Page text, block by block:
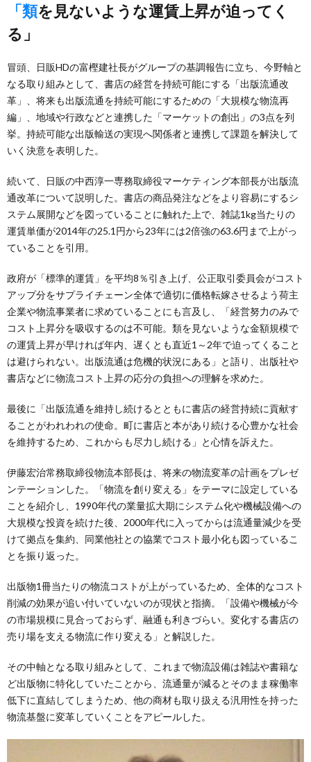
「類を見ないような運賃上昇が迫ってく
る」
冒頭、日販HDの富樫建社長がグループの基調報告に立ち、今野軸と
なる取り組みとして、書店の経営を持続可能にする「出版流通改
革」、将来も出版流通を持続可能にするための「大規模な物流再
編」、地域や行政などと連携した「マーケットの創出」の3点を列
挙。持続可能な出版輸送の実現へ関係者と連携して課題を解決して
いく決意を表明した。
続いて、日販の中西淳一専務取締役マーケティング本部長が出版流
通改革について説明した。書店の商品発注などをより容易にするシ
ステム展開などを図っていることに触れた上で、雑誌1kg当たりの
運賃単価が2014年の25.1円から23年には2倍強の63.6円まで上がっ
ていることを引用。
政府が「標準的運賃」を平均8％引き上げ、公正取引委員会がコスト
アップ分をサプライチェーン全体で適切に価格転嫁させるよう荷主
企業や物流事業者に求めていることにも言及し、「経営努力のみで
コスト上昇分を吸収するのは不可能。類を見ないような金額規模で
の運賃上昇が早ければ年内、遅くとも直近1～2年で迫ってくること
は避けられない。出版流通は危機的状況にある」と語り、出版社や
書店などに物流コスト上昇の応分の負担への理解を求めた。
最後に「出版流通を維持し続けるとともに書店の経営持続に貢献す
ることがわれわれの使命。町に書店と本があり続ける心豊かな社会
を維持するため、これからも尽力し続ける」と心情を訴えた。
伊藤宏治常務取締役物流本部長は、将来の物流変革の計画をプレゼ
ンテーションした。「物流を創り変える」をテーマに設定している
ことを紹介し、1990年代の業量拡大期にシステム化や機械設備への
大規模な投資を続けた後、2000年代に入ってからは流通量減少を受
けて拠点を集約、同業他社との協業でコスト最小化も図っているこ
とを振り返った。
出版物1冊当たりの物流コストが上がっているため、全体的なコスト
削減の効果が追い付いていないのが現状と指摘。「設備や機械が今
の市場規模に見合っておらず、融通も利きづらい。変化する書店の
売り場を支える物流に作り変える」と解説した。
その中軸となる取り組みとして、これまで物流設備は雑誌や書籍な
ど出版物に特化していたことから、流通量が減るとそのまま稼働率
低下に直結してしまうため、他の商材も取り扱える汎用性を持った
物流基盤に変革していくことをアピールした。